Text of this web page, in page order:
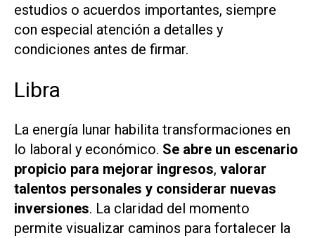
estudios o acuerdos importantes, siempre
con especial atención a detalles y
condiciones antes de firmar.
Libra
La energía lunar habilita transformaciones en
lo laboral y económico. Se abre un escenario
propicio para mejorar ingresos, valorar
talentos personales y considerar nuevas
inversiones. La claridad del momento
permite visualizar caminos para fortalecer la